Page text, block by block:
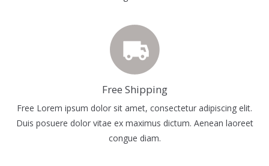
Free Shipping
Free Lorem ipsum dolor sit amet, consectetur adipiscing elit.
Duis posuere dolor vitae ex maximus dictum. Aenean laoreet
congue diam.